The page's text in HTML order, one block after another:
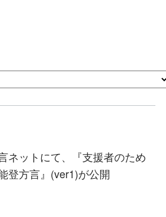
ネットにて、『支援者のため
登方言』(ver1)が公開